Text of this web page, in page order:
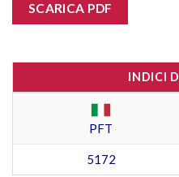
SCARICA PDF
INDICI
PFT
5172